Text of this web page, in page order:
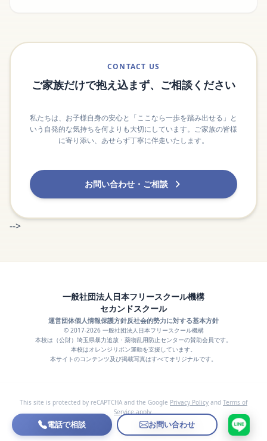
CONTACT US
ご家族だけで抱え込まず、ご相談ください
私たちは、お子様自身の安心と「ここなら一歩を踏み出せる」と
いう自発的な気持ちを何よりも大切にしています。ご家族の皆様
に寄り添い、あせらず丁寧に伴走いたします。
お問い合わせ・ご相談
-->
一般社団法人日本フリースクール機構
セカンドスクール
運営団体個人情報保護方針反社会的勢力に対する基本方針
© 2017-2026 一般社団法人日本フリースクール機構
本校は（公財）埼玉県暴力追放・薬物乱用防止センターの賛助会員です。
本校はオレンジリボン運動を支援しています。
本サイトのコンテンツ及び掲載写真はすべてオリジナルです。
This site is protected by reCAPTCHA and the Google Privacy Policy and Terms of
Serviceapply.
電話で相談 お問い合わせ